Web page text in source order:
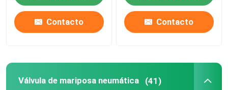
Solicitar una cita
Válvula de mariposa neumática
Contacto Contacto
Válvula de mariposa neumática (41)